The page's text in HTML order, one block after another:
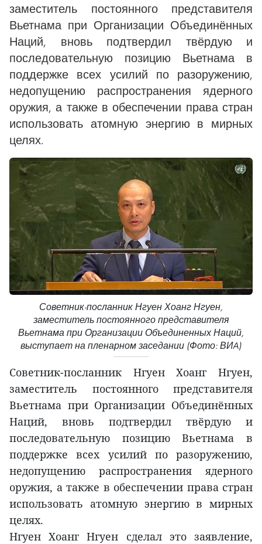
заместитель постоянного представителя
Вьетнама при Организации Объединённых
Наций, вновь подтвердил твёрдую и
последовательную позицию Вьетнама в
поддержке всех усилий по разоружению,
недопущению распространения ядерного
оружия, а также в обеспечении права стран
использовать атомную энергию в мирных
целях.
Советник-посланник Нгуен Хоанг Нгуен,
заместитель постоянного представителя
Вьетнама при Организации Объединенных Наций,
выступает на пленарном заседании (Фото: ВИA)
Советник-посланник Нгуен Хоанг Нгуен,
заместитель постоянного представителя
Вьетнама при Организации Объединённых
Наций, вновь подтвердил твёрдую и
последовательную позицию Вьетнама в
поддержке всех усилий по разоружению,
недопущению распространения ядерного
оружия, а также в обеспечении права стран
использовать атомную энергию в мирных
целях.
Нгуен Хоанг Нгуен сделал это заявление,